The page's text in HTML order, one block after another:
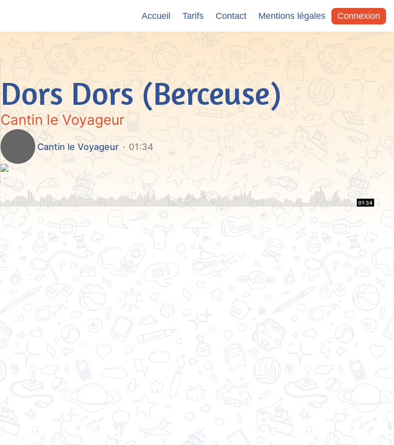
Accueil Tarifs Contact Mentions légales Connexion
Dors Dors (Berceuse)
Cantin le Voyageur
Cantin le Voyageur 01:34
01:34